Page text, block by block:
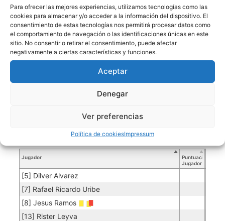
Para ofrecer las mejores experiencias, utilizamos tecnologías como las
cookies para almacenar y/o acceder a la información del dispositivo. El
consentimiento de estas tecnologías nos permitirá procesar datos como
el comportamiento de navegación o las identificaciones únicas en este
sitio. No consentir o retirar el consentimiento, puede afectar
negativamente a ciertas características y funciones.
Aceptar
Denegar
Ver preferencias
Política de cookiesImpressum
[11] Sebastian Suarez
[12] Sergio Rojas
SPORT GECO
Puntuación
0.10
Porteros
Jugador
Puntuación
Jugador
[5] Dilver Alvarez
[7] Rafael Ricardo Uribe
[8] Jesus Ramos
[13] Rister Leyva